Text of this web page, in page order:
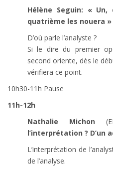
Hélène Seguin: « Un,
quatrième les nouera »
D’où parle l’analyste ?
Si le dire du premier
second oriente, dès le
vérifiera ce point.
10h30-11h Pause
11h-12h
Nathalie Michon
l’interprétation ? D’un
L’interprétation de
de l’analyse.